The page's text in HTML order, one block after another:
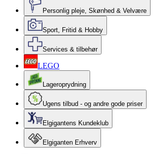
Personlig pleje, Skønhed & Velvære
Sport, Fritid & Hobby
Services & tilbehør
LEGO
Lageroprydning
Ugens tilbud - og andre gode priser
Elgigantens Kundeklub
Elgiganten Erhverv